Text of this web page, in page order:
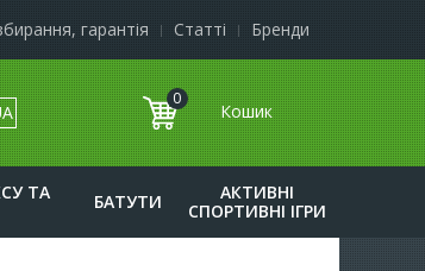
гарантія Статті Бренди
0
ТА
БАТУТИ
АКТИВНІ
СПОРТИВНІ ІГРИ